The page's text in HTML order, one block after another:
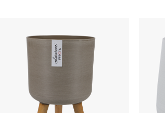
للفنادق أو المطاعم أو متاجر البيع